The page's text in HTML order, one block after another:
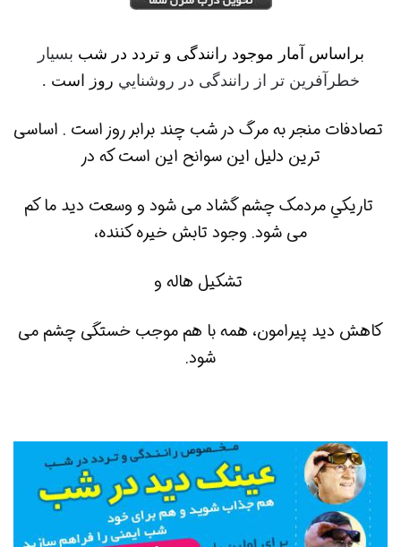
براساس آمار موجود رانندگی و تردد در شب بسيار
خطرآفرين تر از رانندگی در روشنايي روز است .
تصادفات منجر به مرگ در شب چند برابر روز است . اساسی
ترين دليل اين سوانح اين است که در
تاريکي مردمک چشم گشاد می شود و وسعت ديد ما کم
می شود. وجود تابش خيره کننده،
تشکيل هاله و
کاهش ديد پيرامون، همه با هم موجب خستگی چشم می
شود.